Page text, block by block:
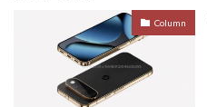
Column